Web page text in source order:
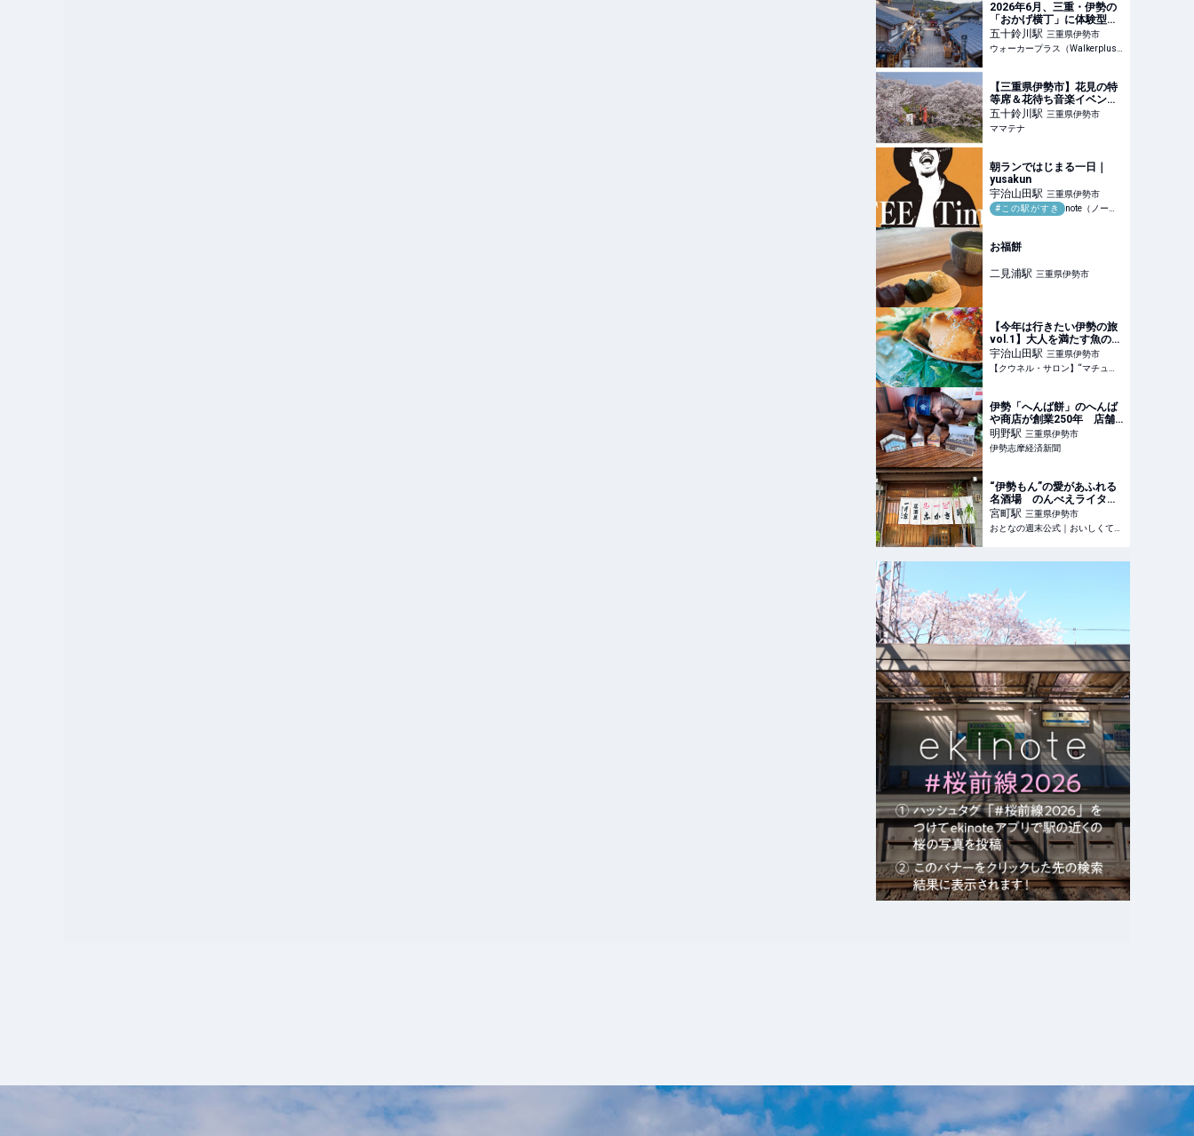
2026年6月、三重・伊勢の
「おかげ横丁」に体験型ミ
ュージアム「オカゲ屋敷」
がオープン！お伊勢参りの
マストスポットに新たな観
プラス
五十鈴川駅 三重県伊勢市
ウォーカープラス（Walkerplus）
【三重県伊勢市】花見の特
等席＆花待ち音楽イベント
も！伊勢の春の風物詩「五
十鈴川桜まつり」開催 | マ
マテナ
五十鈴川駅 三重県伊勢市
ママテナ
朝ランではじまる一日｜
yusakun
宇治山田駅 三重県伊勢市
#この駅がすき
note（ノート）
お福餅
二見浦駅 三重県伊勢市
【今年は行きたい伊勢の旅
vol.1】大人を満たす魚のお
いしい店。ここでしか食べ
られない味覚満載の２店 |
【クウネル・サロン】“マチ
部。
宇治山田駅 三重県伊勢市
【クウネル・サロン】“マチュア”世代のときめき、全部。
伊勢「へんば餅」のへんば
や商店が創業250年 店舗
型の記念箱入り商品も
明野駅 三重県伊勢市
伊勢志摩経済新聞
“伊勢もん”の愛があふれる
名酒場 のんべえライター
が「また行きたい」と反芻
する居心地の良さ - おとな
の週末公式｜おいしくて、
イト
宮町駅 三重県伊勢市
おとなの週末公式｜おいしくて、ためになる食のニュースサイト